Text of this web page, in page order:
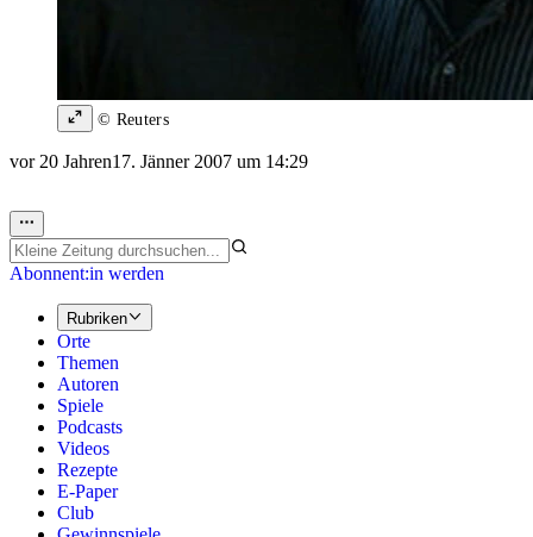
© Reuters
vor 20 Jahren17. Jänner 2007 um 14:29
Abonnent:in werden
Rubriken
Orte
Themen
Autoren
Spiele
Podcasts
Videos
Rezepte
E-Paper
Club